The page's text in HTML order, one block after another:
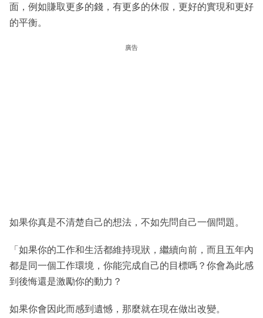
面，例如賺取更多的錢，有更多的休假，更好的實現和更好
的平衡。
廣告
如果你真是不清楚自己的想法，不如先問自己一個問題。
「如果你的工作和生活都維持現狀，繼續向前，而且五年內
都是同一個工作環境，你能完成自己的目標嗎？你會為此感
到後悔還是激勵你的動力？
如果你會因此而感到遺憾，那麼就在現在做出改變。